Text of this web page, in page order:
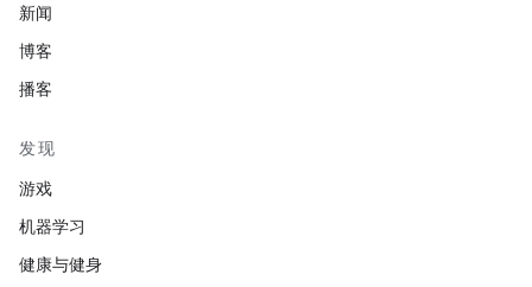
新闻
博客
播客
发现
游戏
机器学习
健康与健身